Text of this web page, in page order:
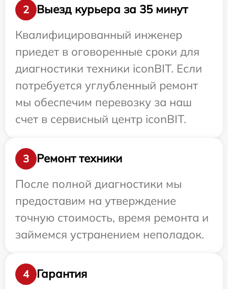
2
Выезд курьера за 35 минут
Квалифицированный инженер
приедет в оговоренные сроки для
диагностики техники iconBIT. Если
потребуется углубленный ремонт
мы обеспечим перевозку за наш
счет в сервисный центр iconBIT.
3
Ремонт техники
После полной диагностики мы
предоставим на утверждение
точную стоимость, время ремонта и
займемся устранением неполадок.
4 Гарантия